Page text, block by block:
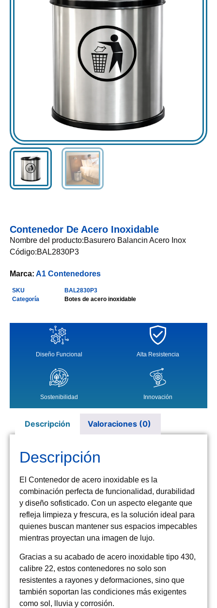
Contenedor De Acero Inoxidable
Nombre del producto:Basurero Balancin Acero Inox
Código:BAL2830P3
Marca: A1 Contenedores
SKU
BAL2830P3
Categoría
Botes de acero inoxidable
Diseño Funcional Alta Resistencia
Sostenibilidad Innovación
Descripción Valoraciones (0)
Descripción
El Contenedor de acero inoxidable es la
combinación perfecta de funcionalidad, durabilidad
y diseño sofisticado. Con un aspecto elegante que
refleja limpieza y frescura, es la solución ideal para
quienes buscan mantener sus espacios impecables
mientras proyectan una imagen de lujo.
Gracias a su acabado de acero inoxidable tipo 430,
calibre 22, estos contenedores no solo son
resistentes a rayones y deformaciones, sino que
también soportan las condiciones más exigentes
como sol, lluvia y corrosión.